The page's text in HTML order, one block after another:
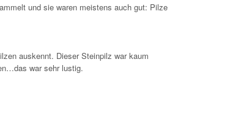
und sie waren meistens auch gut: Pilze
auskennt. Dieser Steinpilz war kaum
war sehr lustig.